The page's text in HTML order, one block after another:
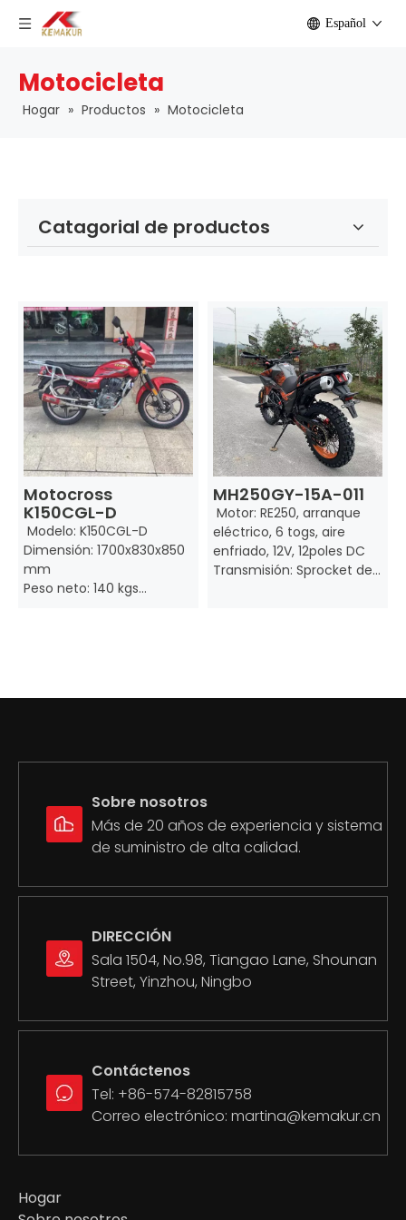
Español
Motocicleta
Hogar » Productos » Motocicleta
Catagorial de productos
Motocross
K150CGL-D
Modelo: K150CGL-D
Dimensión: 1700x830x850
mm
Peso neto: 140 kgs
10.3nm/7500rpm
Máx. Speed: ≥90 km/h
2.2L/100 km
Capacidad del tanque de
combustible: 8L
MH250GY-15A-011
Motor: RE250, arranque
eléctrico, 6 togs, aire
enfriado, 12V, 12poles DC
Transmisión: Sprocket de
Sobre nosotros
Más de 20 años de experiencia y sistema
de suministro de alta calidad.
DIRECCIÓN
Sala 1504, No.98, Tiangao Lane, Shounan
Street, Yinzhou, Ningbo
Contáctenos
Tel: +86-574-82815758
Correo electrónico: martina@kemakur.cn
Hogar